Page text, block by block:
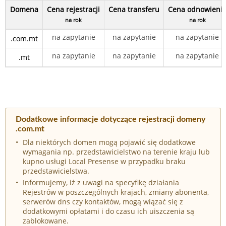
Domena Cena rejestracji
na rok
Cena transferu Cena odnowienia
na rok
.com.mt na zapytanie na zapytanie na zapytanie
.mt na zapytanie na zapytanie na zapytanie
Dodatkowe informacje dotyczące rejestracji domeny
.com.mt
Dla niektórych domen mogą pojawić się dodatkowe
wymagania np. przedstawicielstwo na terenie kraju lub
kupno usługi Local Presense w przypadku braku
przedstawicielstwa.
Informujemy, iż z uwagi na specyfikę działania
Rejestrów w poszczególnych krajach, zmiany abonenta,
serwerów dns czy kontaktów, mogą wiązać się z
dodatkowymi opłatami i do czasu ich uiszczenia są
zablokowane.